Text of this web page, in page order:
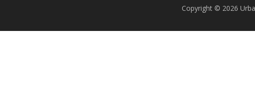
Copyright © 2026